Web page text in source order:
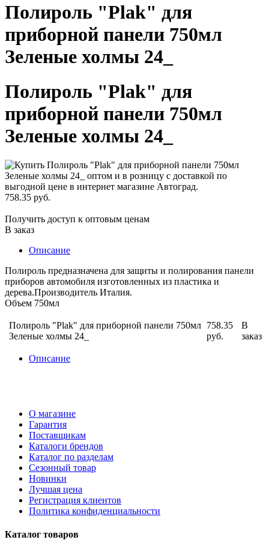
Полироль "Plak" для
приборной панели 750мл
Зеленые холмы 24_
Полироль "Plak" для
приборной панели 750мл
Зеленые холмы 24_
758.35 руб.
Получить доступ к оптовым ценам
В заказ
Описание
Полироль предназначена для защиты и полирования панели
приборов автомобиля изготовленных из пластика и
дерева.Производитель Италия.
Объем 750мл
Полироль "Plak" для приборной панели 750мл
Зеленые холмы 24_
758.35
руб.
В
заказ
Описание
О магазине
Гарантия
Поставщикам
Каталоги брендов
Каталог по разделам
Сезонный товар
Новинки
Лучшая цена
Регистрация клиентов
Политика конфиденциальности
Каталог товаров